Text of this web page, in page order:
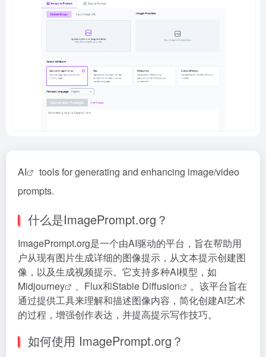
AI
tools for generating and enhancing image/video
prompts.
什么是ImagePrompt.org？
ImagePrompt.org是一个由AI驱动的平台，旨在帮助用
户从现有图片生成详细的图像提示，从文本提示创建图
像，以及生成视频提示。它支持多种AI模型，如
Midjourney
、Flux和Stable Diffusion
。该平台旨在
通过提供工具来理解和描述图像内容，简化创建AI艺术
的过程，增强创作表达，并提高提示写作技巧。
如何使用 ImagePrompt.org？